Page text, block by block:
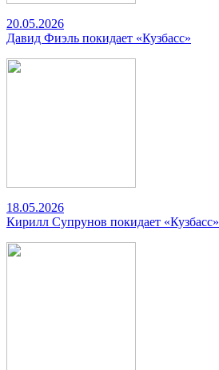
20.05.2026
Давид Фиэль покидает «Кузбасс»
18.05.2026
Кирилл Супрунов покидает «Кузбасс»